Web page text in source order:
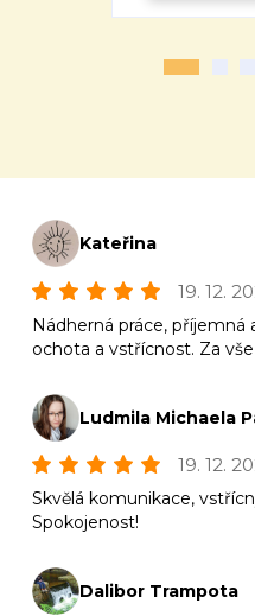
Kateřina
19. 12.
Nádherná práce,
ochota a vstřícnost. Za
Ludmila Michaela
19. 12.
Skvělá komunikace,
Spokojenost!
Dalibor Trampota